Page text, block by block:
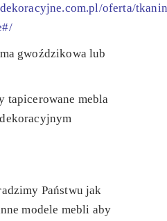
oferta/
gwoździkowa lub
tapicerowane mebla
Państwu jak
modele mebli aby